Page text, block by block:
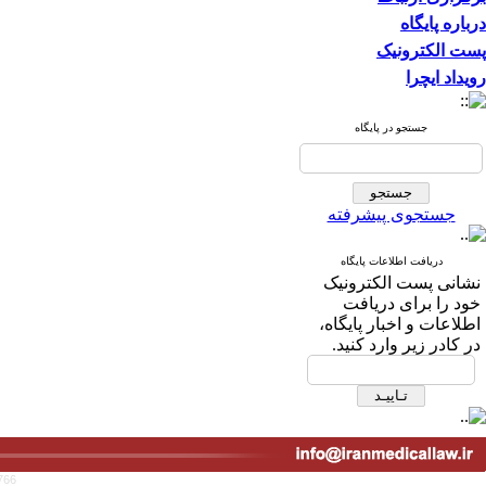
درباره پایگاه
پست الکترونیک
رویداد ایچرا
جستجو در پایگاه
جستجوی پیشرفته
دریافت اطلاعات پایگاه
نشانی پست الکترونیک
خود را برای دریافت
اطلاعات و اخبار پایگاه،
در کادر زیر وارد کنید.